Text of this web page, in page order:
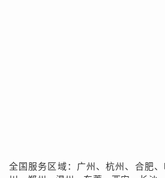
全国服务区域：广州、杭州、合肥